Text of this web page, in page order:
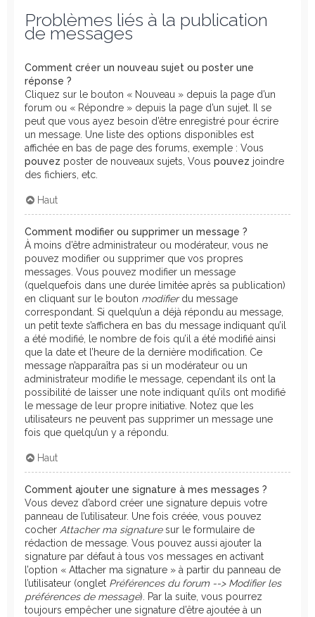
Problèmes liés à la publication
de messages
Comment créer un nouveau sujet ou poster une
réponse ?
Cliquez sur le bouton « Nouveau » depuis la page d’un
forum ou « Répondre » depuis la page d’un sujet. Il se
peut que vous ayez besoin d’être enregistré pour écrire
un message. Une liste des options disponibles est
affichée en bas de page des forums, exemple : Vous
pouvez poster de nouveaux sujets, Vous pouvez joindre
des fichiers, etc.
Haut
Comment modifier ou supprimer un message ?
À moins d’être administrateur ou modérateur, vous ne
pouvez modifier ou supprimer que vos propres
messages. Vous pouvez modifier un message
(quelquefois dans une durée limitée après sa publication)
en cliquant sur le bouton modifierdu message
correspondant. Si quelqu’un a déjà répondu au message,
un petit texte s’affichera en bas du message indiquant qu’il
a été modifié, le nombre de fois qu’il a été modifié ainsi
que la date et l’heure de la dernière modification. Ce
message n’apparaîtra pas si un modérateur ou un
administrateur modifie le message, cependant ils ont la
possibilité de laisser une note indiquant qu’ils ont modifié
le message de leur propre initiative. Notez que les
utilisateurs ne peuvent pas supprimer un message une
fois que quelqu’un y a répondu.
Haut
Comment ajouter une signature à mes messages ?
Vous devez d’abord créer une signature depuis votre
panneau de l’utilisateur. Une fois créée, vous pouvez
cocher Attacher ma signaturesur le formulaire de
rédaction de message. Vous pouvez aussi ajouter la
signature par défaut à tous vos messages en activant
l’option « Attacher ma signature » à partir du panneau de
l’utilisateur (onglet Préférences du forum --> Modifier les
préférences de message). Par la suite, vous pourrez
toujours empêcher une signature d’être ajoutée à un